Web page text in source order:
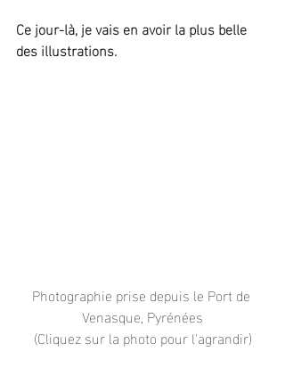
Ce jour-là, je vais en avoir la plus belle
des illustrations.
Photographie prise depuis le Port de
Venasque, Pyrénées
(Cliquez sur la photo pour l'agrandir)